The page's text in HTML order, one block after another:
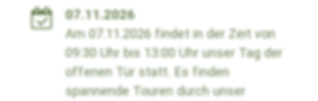
07.11.2026
Am 07.11.2026 findet in der Zeit von
09:30 Uhr bis 13:00 Uhr unser Tag der
offenen Tür statt. Es finden
spannende Touren durch unser